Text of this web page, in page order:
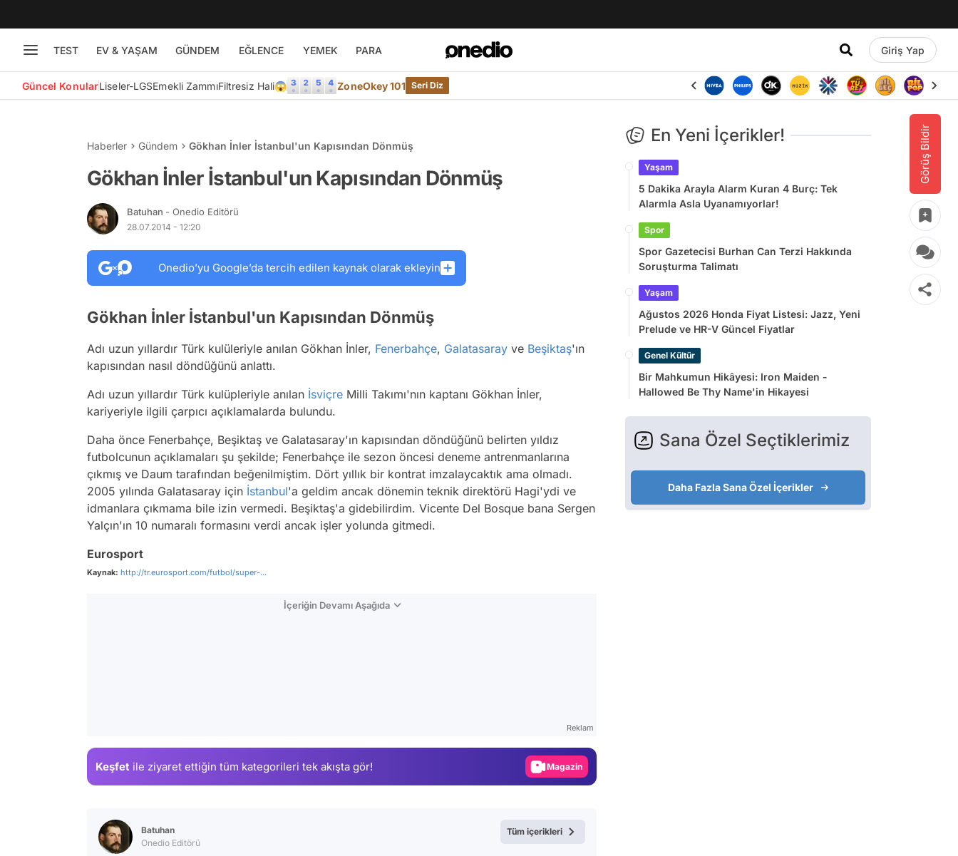
TEST EV & YAŞAM GÜNDEM EĞLENCE YEMEK PARA Giriş Yap
Güncel KonularLiseler-LGSEmekli ZammıFiltresiz Hali😱 ZoneOkey 101 Seri Diz
Görüş Bildir
Haberler Gündem Gökhan İnler İstanbul'un Kapısından Dönmüş
Gökhan İnler İstanbul'un Kapısından Dönmüş
Batuhan - Onedio Editörü
28.07.2014 - 12:20
Onedio’yu Google’da tercih edilen kaynak olarak ekleyin
Gökhan İnler İstanbul'un Kapısından Dönmüş
Adı uzun yıllardır Türk kulüleriyle anılan Gökhan İnler, Fenerbahçe, Galatasaray ve Beşiktaş'ın
kapısından nasıl döndüğünü anlattı.
Adı uzun yıllardır Türk kulüpleriyle anılan İsviçre Milli Takımı'nın kaptanı Gökhan İnler,
kariyeriyle ilgili çarpıcı açıklamalarda bulundu.
Daha önce Fenerbahçe, Beşiktaş ve Galatasaray'ın kapısından döndüğünü belirten yıldız
futbolcunun açıklamaları şu şekilde; Fenerbahçe ile sezon öncesi deneme antrenmanlarına
çıkmış ve Daum tarafından beğenilmiştim. Dört yıllık bir kontrat imzalaycaktık ama olmadı.
2005 yılında Galatasaray için İstanbul'a geldim ancak dönemin teknik direktörü Hagi'ydi ve
idmanlara çıkmama bile izin vermedi. Beşiktaş'a gidebilirdim. Vicente Del Bosque bana Sergen
Yalçın'ın 10 numaralı formasını verdi ancak işler yolunda gitmedi.
Eurosport
Kaynak: http://tr.eurosport.com/futbol/super-...
İçeriğin Devamı Aşağıda
Reklam
Keşfet ile ziyaret ettiğin tüm kategorileri tek akışta gör! Magazin
Batuhan
Onedio Editörü
Tüm içerikleri
En Yeni İçerikler!
Yaşam
5 Dakika Arayla Alarm Kuran 4 Burç: Tek
Alarmla Asla Uyanamıyorlar!
Spor
Spor Gazetecisi Burhan Can Terzi Hakkında
Soruşturma Talimatı
Yaşam
Ağustos 2026 Honda Fiyat Listesi: Jazz, Yeni
Prelude ve HR-V Güncel Fiyatlar
Genel Kültür
Bir Mahkumun Hikâyesi: Iron Maiden -
Hallowed Be Thy Name'in Hikayesi
Sana Özel Seçtiklerimiz
Daha Fazla Sana Özel İçerikler